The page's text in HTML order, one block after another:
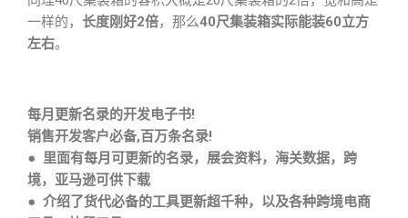
一样的， 长度刚好2倍，那么40尺集装箱实际能装60立方
左右。
每月更新名录的开发电子书!
销售开发客户必备,百万条名录!
● 里面有每月可更新的名录，展会资料，海关数据，跨
境，亚马逊可供下载
● 介绍了货代必备的工具更新超千种，以及各种跨境电商